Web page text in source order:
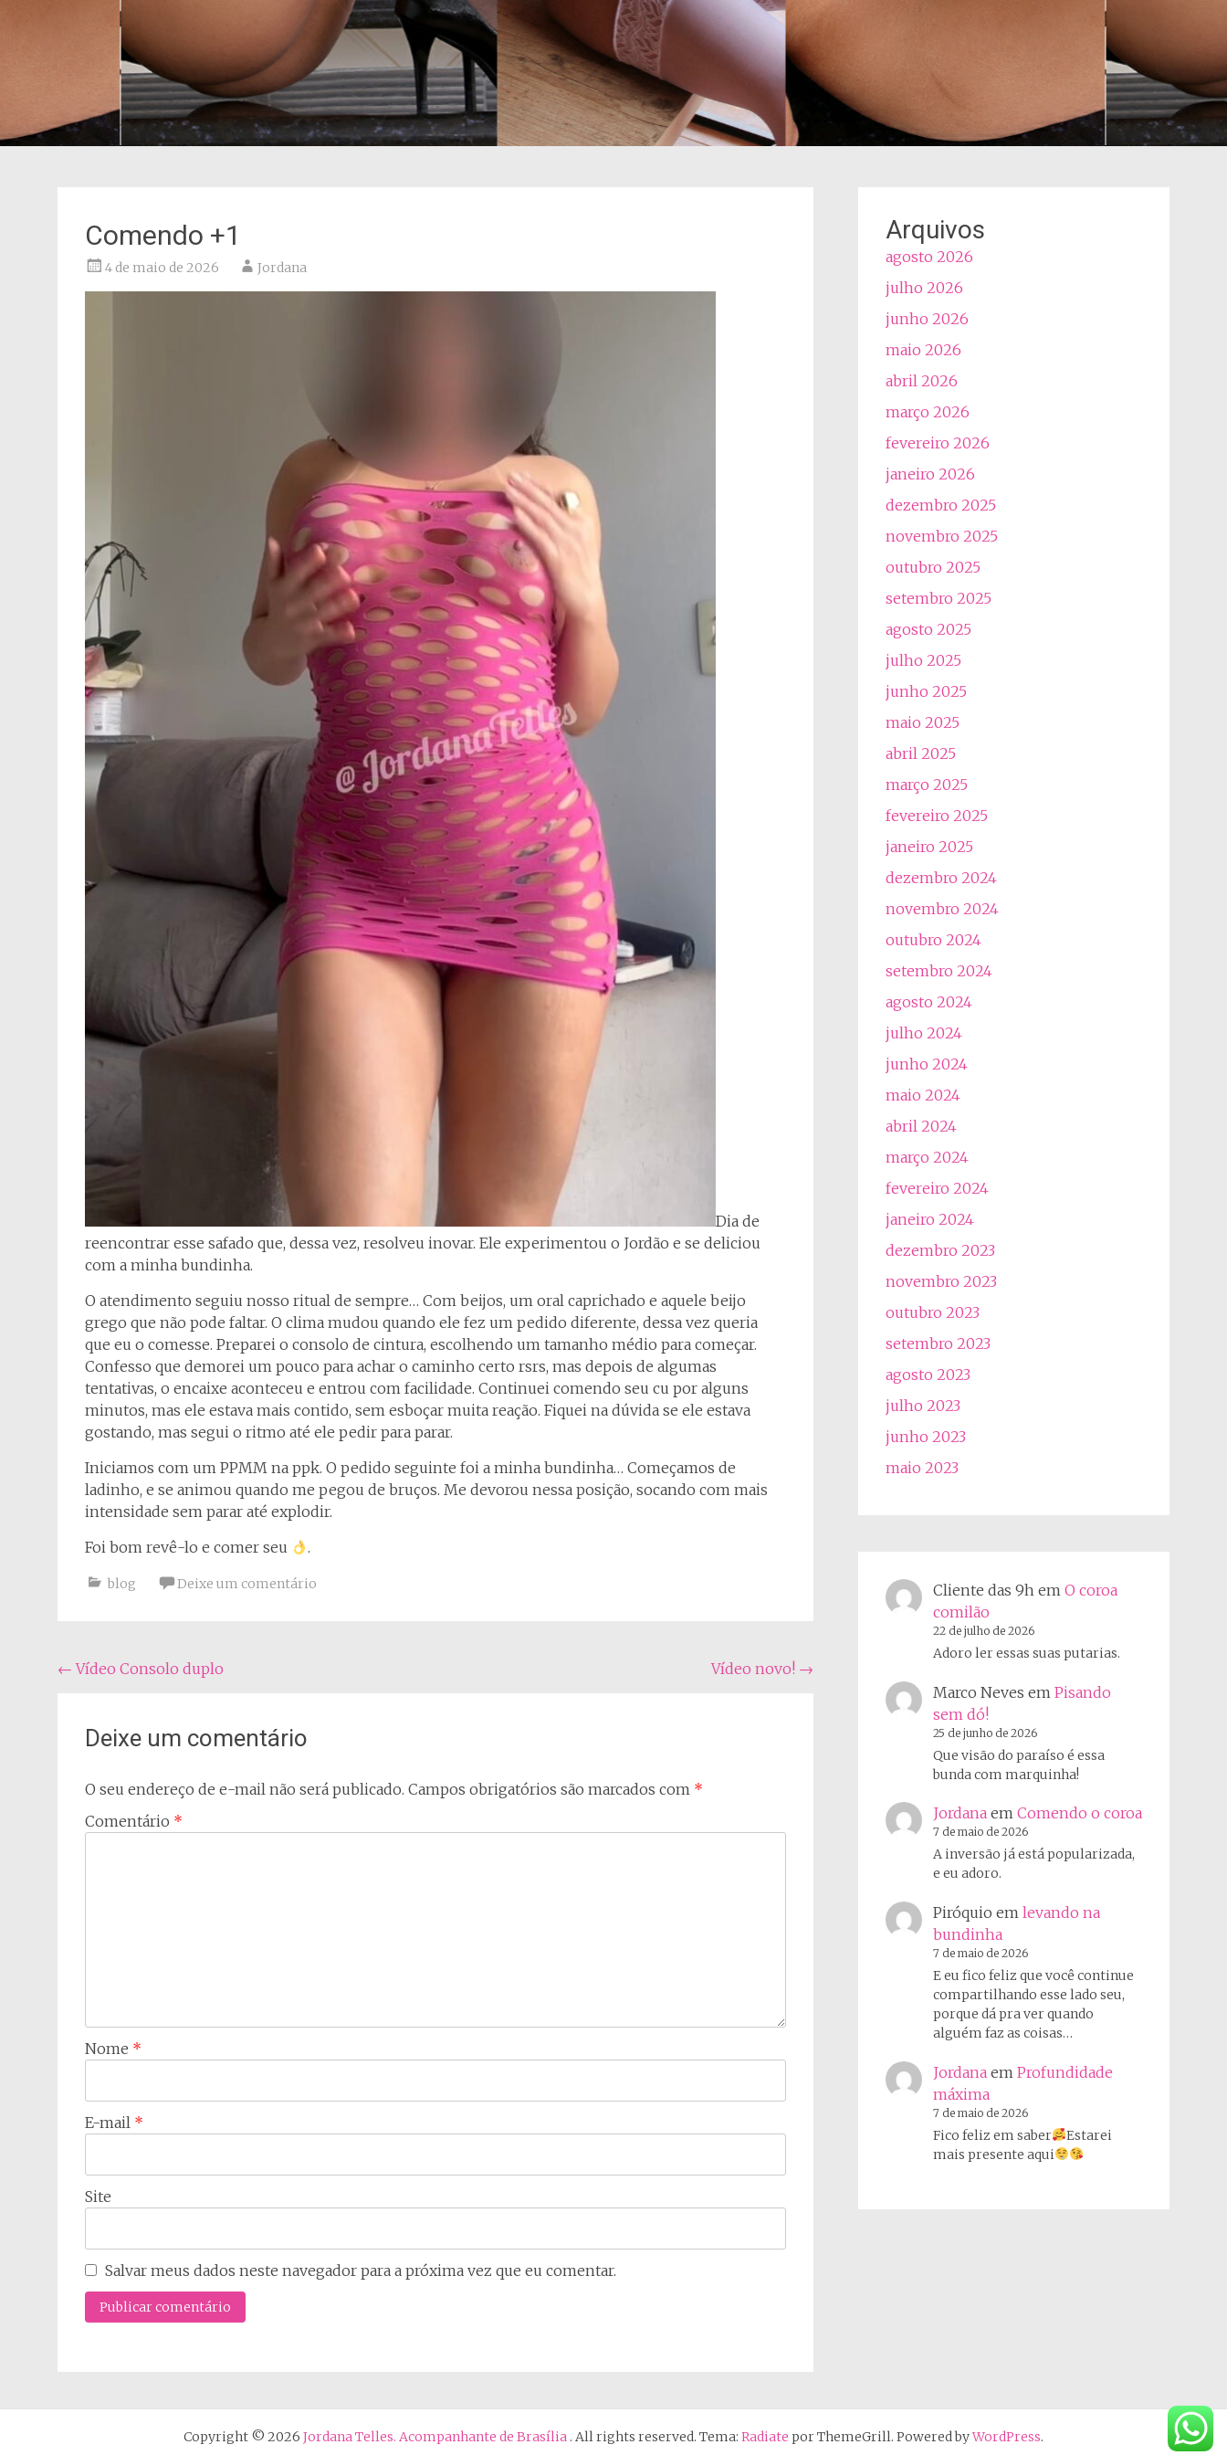
Comendo +1
4 de maio de 2026 Jordana
Dia de
reencontrar esse safado que, dessa vez, resolveu inovar. Ele experimentou o Jordão e se deliciou
com a minha bundinha.
O atendimento seguiu nosso ritual de sempre… Com beijos, um oral caprichado e aquele beijo
grego que não pode faltar. O clima mudou quando ele fez um pedido diferente, dessa vez queria
que eu o comesse. Preparei o consolo de cintura, escolhendo um tamanho médio para começar.
Confesso que demorei um pouco para achar o caminho certo rsrs, mas depois de algumas
tentativas, o encaixe aconteceu e entrou com facilidade. Continuei comendo seu cu por alguns
minutos, mas ele estava mais contido, sem esboçar muita reação. Fiquei na dúvida se ele estava
gostando, mas segui o ritmo até ele pedir para parar.
Iniciamos com um PPMM na ppk. O pedido seguinte foi a minha bundinha… Começamos de
ladinho, e se animou quando me pegou de bruços. Me devorou nessa posição, socando com mais
intensidade sem parar até explodir.
Foi bom revê-lo e comer seu
.
blog Deixe um comentário
Navegação
post
← Vídeo Consolo duplo Vídeo novo! →
Deixe um comentário
O seu endereço de e-mail não será publicado. Campos obrigatórios são marcados com *
Comentário *
Nome *
E-mail *
Site
Salvar meus dados neste navegador para a próxima vez que eu comentar.
Arquivos
agosto 2026
julho 2026
junho 2026
maio 2026
abril 2026
março 2026
fevereiro 2026
janeiro 2026
dezembro 2025
novembro 2025
outubro 2025
setembro 2025
agosto 2025
julho 2025
junho 2025
maio 2025
abril 2025
março 2025
fevereiro 2025
janeiro 2025
dezembro 2024
novembro 2024
outubro 2024
setembro 2024
agosto 2024
julho 2024
junho 2024
maio 2024
abril 2024
março 2024
fevereiro 2024
janeiro 2024
dezembro 2023
novembro 2023
outubro 2023
setembro 2023
agosto 2023
julho 2023
junho 2023
maio 2023
Cliente das 9hem O coroa
comilão
22 de julho de 2026
Adoro ler essas suas putarias.
Marco Neves em Pisando
sem dó!
25 de junho de 2026
Que visão do paraíso é essa
bunda com marquinha!
Jordanaem Comendo o coroa
7 de maio de 2026
A inversão já está popularizada,
e eu adoro.
Piróquio em levando na
bundinha
7 de maio de 2026
E eu fico feliz que você continue
compartilhando esse lado seu,
porque dá pra ver quando
alguém faz as coisas…
Jordanaem Profundidade
máxima
7 de maio de 2026
Fico feliz em saber
Estarei
mais presente aqui
Copyright © 2026 Jordana Telles. Acompanhante de Brasília . All rights reserved. Tema: Radiate por ThemeGrill. Powered byWordPress.